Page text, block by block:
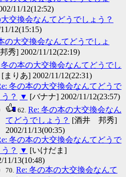
11/12(12:52)
交換会なんてどうでしょう？
12(15:15)
の大交換会なんてどうでしょ
秀] 2002/11/12(22:19)
冬の本の大交換会なんてどうでし
[まりあ] 2002/11/12(22:31)
冬の本の大交換会なんてどうで
？
▼ [バナナ] 2002/11/12(23:57)
62. Re: 冬の本の大交換会なん
てどうでしょう？ [酒井 邦秀]
2002/11/13(00:35)
冬の本の大交換会なんてどうで
？
▼ [いけだま]
11/13(10:48)
70. Re: 冬の本の大交換会なんて